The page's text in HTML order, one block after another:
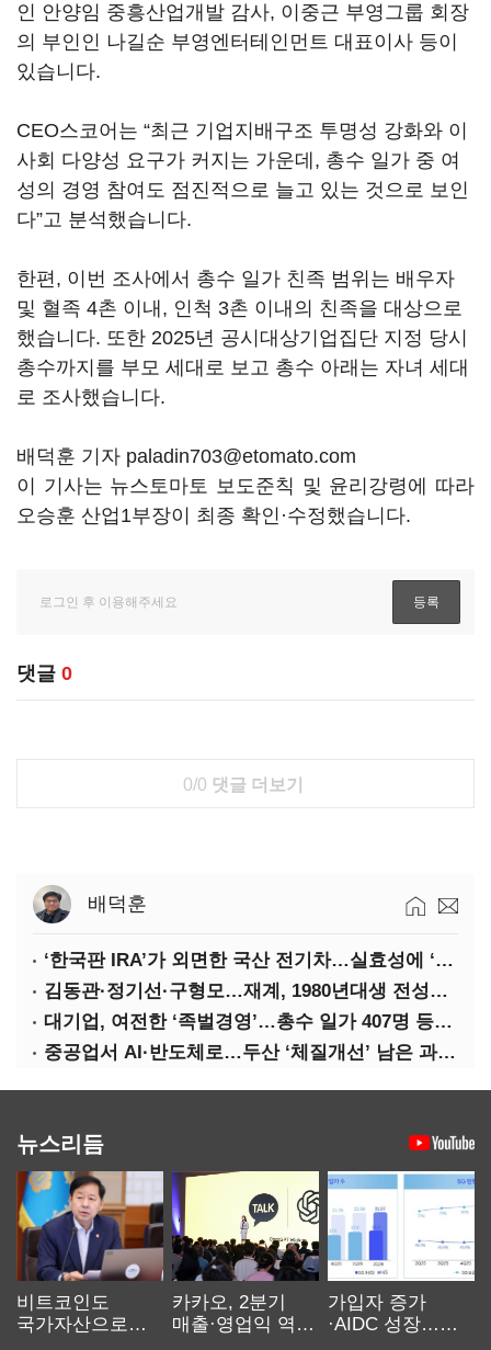
인 안양임 중흥산업개발 감사, 이중근 부영그룹 회장
의 부인인 나길순 부영엔터테인먼트 대표이사 등이
있습니다.
CEO스코어는 “최근 기업지배구조 투명성 강화와 이
사회 다양성 요구가 커지는 가운데 , 총수 일가 중 여
성의 경영 참여도 점진적으로 늘고 있는 것으로 보인
다”고 분석했습니다.
한편, 이번 조사에서 총수 일가 친족 범위는 배우자
및 혈족 4촌 이내 , 인척 3촌 이내의 친족을 대상으로
했습니다. 또한 2025년 공시대상기업집단 지정 당시
총수까지를 부모 세대로 보고 총수 아래는 자녀 세대
로 조사했습니다.
배덕훈 기자 paladin703@etomato.com
이 기사는 뉴스토마토 보도준칙 및 윤리강령에 따라
오승훈 산업1부장이 최종 확인·수정했습니다.
댓글 0
0/0 댓글 더보기
배덕훈
‘한국판 IRA’가 외면한 국산 전기차…실효성에 ‘의문’
김동관·정기선·구형모…재계, 1980년대생 전성시대
대기업, 여전한 ‘족벌경영’…총수 일가 407명 등기임원
중공업서 AI·반도체로…두산 ‘체질개선’ 남은 과제는
뉴스리듬
비트코인도
국가자산으로…'
카카오, 2분기
매출·영업익 역대
가입자 증가
·AIDC 성장…